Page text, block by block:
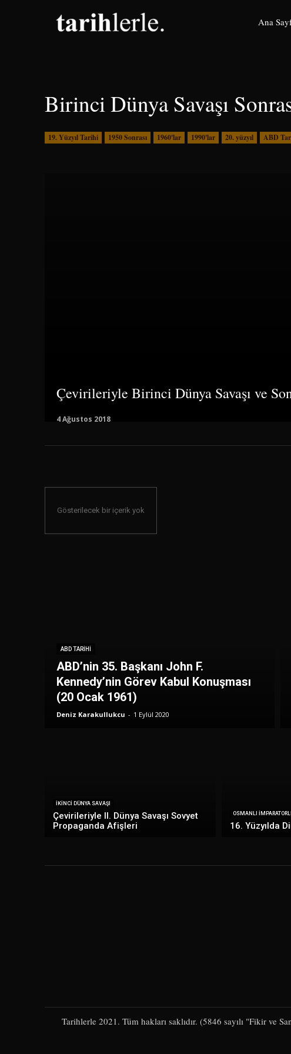
Ana
Birinci Dünya Savaşı
19. Yüzyıl Tarihi 1950 Sonrası 1960'lar 1990'lar 20. yüzyıl ABD
Çevirileriyle Birinci Dünya Savaşı ve
4 Ağustos 2018
Gösterilecek bir içerik yok
ABD TARIHI
ABD’nin 35. Başkanı John F.
Kennedy’nin Görev Kabul Konuşması
(20 Ocak 1961)
Deniz Karakullukcu - 1 Eylül 2020
İKINCI DÜNYA SAVAŞI
Çevirileriyle II. Dünya Savaşı Sovyet
Propaganda Afişleri
OSMANLI
16. Yüzyılda
Tarihlerle 2021. Tüm hakları saklıdır. (5846 sayılı "Fikir ve